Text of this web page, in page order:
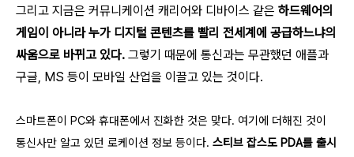
그리고 지금은 커뮤니케이션 캐리어와 디바이스 같은 하드웨어의
게임이 아니라 누가 디지털 콘텐츠를 빨리 전세계에 공급하느냐의
싸움으로 바뀌고 있다. 그렇기 때문에 통신과는 무관했던 애플과
구글, MS 등이 모바일 산업을 이끌고 있는 것이다.
스마트폰이 PC와 휴대폰에서 진화한 것은 맞다. 여기에 더해진 것이
통신사만 알고 있던 로케이션 정보 등이다. 스티브 잡스도 PDA를 출시